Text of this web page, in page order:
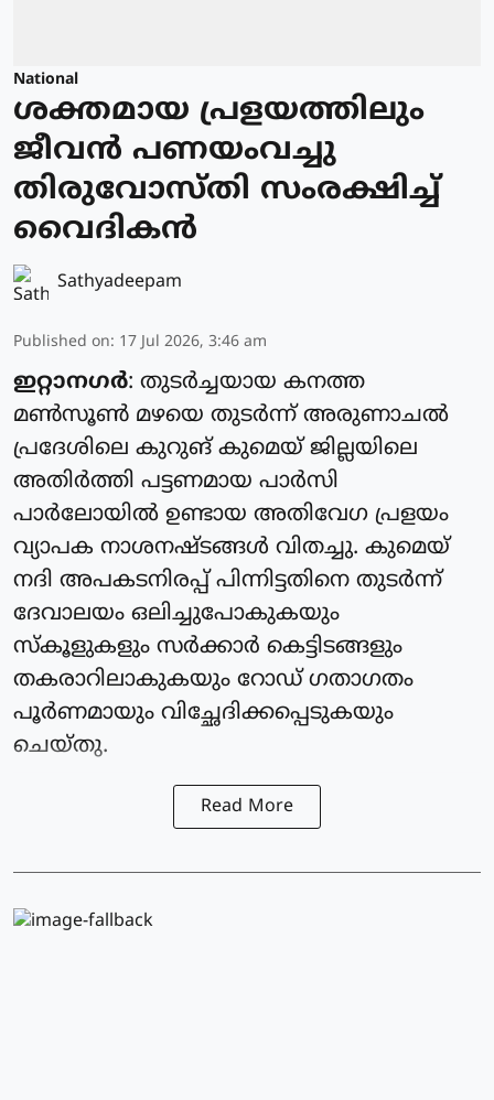
National
ശക്തമായ പ്രളയത്തിലും
ജീവൻ പണയംവച്ചു
തിരുവോസ്തി സംരക്ഷിച്ച്
വൈദികൻ
Sathyadeepam
Published on: 17 Jul 2026, 3:46 am
ഇറ്റാനഗർ: തുടർച്ചയായ കനത്ത
മൺസൂൺ മഴയെ തുടർന്ന് അരുണാചൽ
പ്രദേശിലെ കുറുങ് കുമെയ് ജില്ലയിലെ
അതിർത്തി പട്ടണമായ പാർസി
പാർലോയിൽ ഉണ്ടായ അതിവേഗ പ്രളയം
വ്യാപക നാശനഷ്ടങ്ങൾ വിതച്ചു. കുമെയ്
നദി അപകടനിരപ്പ് പിന്നിട്ടതിനെ തുടർന്ന്
ദേവാലയം ഒലിച്ചുപോകുകയും
സ്കൂളുകളും സർക്കാർ കെട്ടിടങ്ങളും
തകരാറിലാകുകയും റോഡ് ഗതാഗതം
പൂർണമായും വിച്ഛേദിക്കപ്പെടുകയും
ചെയ്തു.
Read More